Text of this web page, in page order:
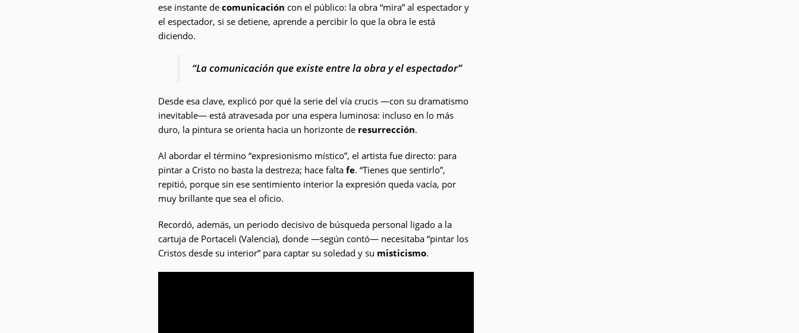
ese instante decomunicación con el público: la obra “mira” al espectador y
el espectador, si se detiene, aprende a percibir lo que la obra le está
diciendo.
“La comunicación que existe entre la obra y el espectador”
Desde esa clave, explicó por qué la serie del vía crucis —con su dramatismo
inevitable— está atravesada por una espera luminosa: incluso en lo más
duro, la pintura se orienta hacia un horizonte de resurrección.
Al abordar el término “expresionismo místico”, el artista fue directo: para
pintar a Cristo no basta la destreza; hace faltafe. “Tienes que sentirlo”,
repitió, porque sin ese sentimiento interior la expresión queda vacía, por
muy brillante que sea el oficio.
Recordó, además, un periodo decisivo de búsqueda personal ligado a la
cartuja de Portaceli (Valencia), donde —según contó— necesitaba “pintar los
Cristos desde su interior” para captar su soledad y su misticismo.